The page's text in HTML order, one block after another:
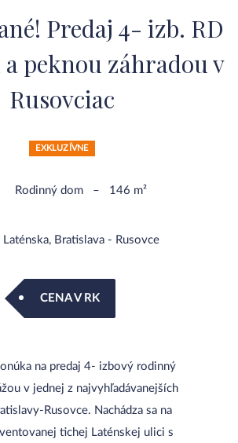
Predaj 4- izb. RD
a peknou záhradou v
Rusovciac
EXKLUZÍVNE
Rodinný dom – 146 m²
Laténska, Bratislava - Rusovce
CENA V RK
na predaj 4- izbový rodinný
v jednej z najvyhľadávanejších
Rusovce. Nachádza sa na
tichej Laténskej ulici s